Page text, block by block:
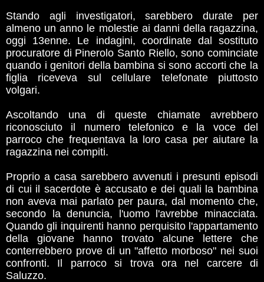
Stando agli investigatori, sarebbero durate per
almeno un anno le molestie ai danni della ragazzina,
oggi 13enne. Le indagini, coordinate dal sostituto
procuratore di Pinerolo Santo Riello, sono cominciate
quando i genitori della bambina si sono accorti che la
figlia riceveva sul cellulare telefonate piuttosto
volgari.
Ascoltando una di queste chiamate avrebbero
riconosciuto il numero telefonico e la voce del
parroco che frequentava la loro casa per aiutare la
ragazzina nei compiti.
Proprio a casa sarebbero avvenuti i presunti episodi
di cui il sacerdote è accusato e dei quali la bambina
non aveva mai parlato per paura, dal momento che,
secondo la denuncia, l'uomo l'avrebbe minacciata.
Quando gli inquirenti hanno perquisito l'appartamento
della giovane hanno trovato alcune lettere che
conterrebbero prove di un "affetto morboso" nei suoi
confronti. Il parroco si trova ora nel carcere di
Saluzzo.